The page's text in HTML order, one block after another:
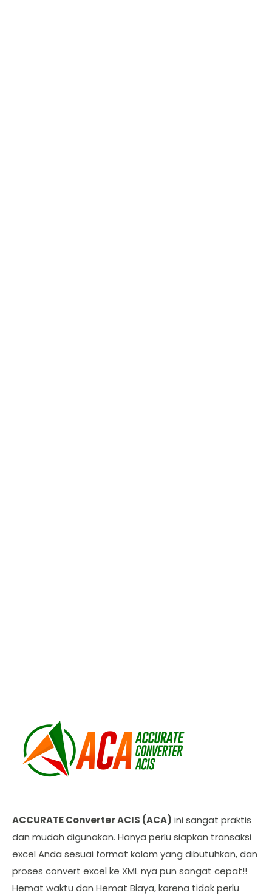
ACCURATE Converter ACIS (ACA) ini sangat praktis
dan mudah digunakan. Hanya perlu siapkan transaksi
excel Anda sesuai format kolom yang dibutuhkan, dan
proses convert excel ke XML nya pun sangat cepat!!
Hemat waktu dan Hemat Biaya, karena tidak perlu